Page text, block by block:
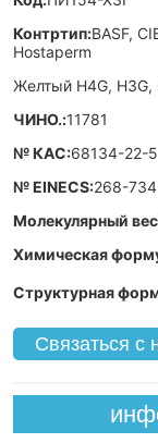
Связаться с